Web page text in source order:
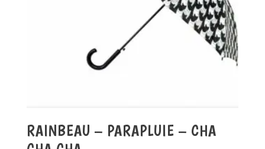
RAINBEAU – PARAPLUIE – CHA